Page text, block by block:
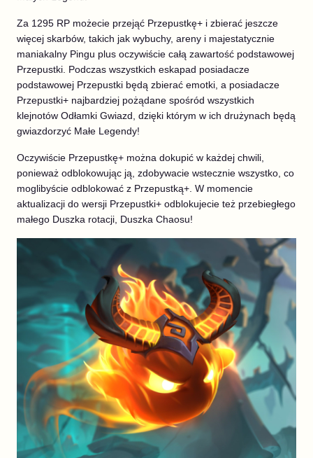
Za 1295 RP możecie przejąć Przepustkę+ i zbierać jeszcze
więcej skarbów, takich jak wybuchy, areny i majestatycznie
maniakalny Pingu plus oczywiście całą zawartość podstawowej
Przepustki. Podczas wszystkich eskapad posiadacze
podstawowej Przepustki będą zbierać emotki, a posiadacze
Przepustki+ najbardziej pożądane spośród wszystkich
klejnotów Odłamki Gwiazd, dzięki którym w ich drużynach będą
gwiazdorzyć Małe Legendy!
Oczywiście Przepustkę+ można dokupić w każdej chwili,
ponieważ odblokowując ją, zdobywacie wstecznie wszystko, co
moglibyście odblokować z Przepustką+. W momencie
aktualizacji do wersji Przepustki+ odblokujecie też przebiegłego
małego Duszka rotacji, Duszka Chaosu!